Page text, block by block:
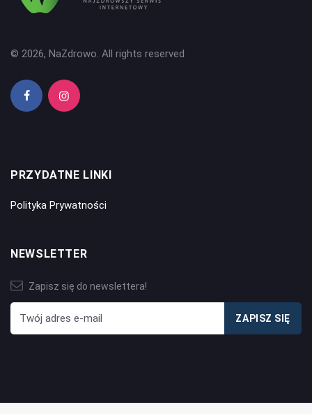
© 2026, NaZdrowo. All rights reserved
PRZYDATNE LINKI
Polityka Prywatności
NEWSLETTER
Zapisz się do newslettera!